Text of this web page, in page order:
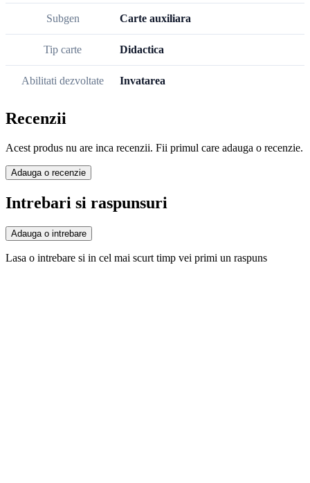
Subgen Carte auxiliara
Tip carte Didactica
Abilitati dezvoltate Invatarea
Recenzii
Acest produs nu are inca recenzii. Fii primul care adauga o recenzie.
Adauga o recenzie
Intrebari si raspunsuri
Adauga o intrebare
Lasa o intrebare si in cel mai scurt timp vei primi un raspuns